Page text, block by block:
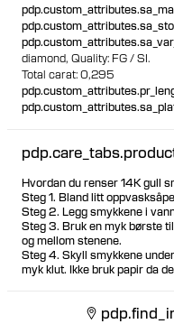
Egnet for de fleste
100% resirkulert gull
diamond, Quality: FG / SI.
Total carat: 0,295
Hvordan du renser 14K gull
Steg 1. Bland litt
Steg 2. Legg smykkene i
Steg 3. Bruk en myk børste
og mellom stenene.
Steg 4. Skyll smykkene
myk klut. Ikke bruk papir da